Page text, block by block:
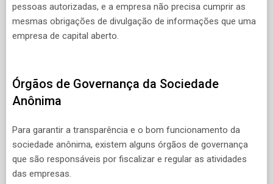
pessoas autorizadas, e a empresa não precisa cumprir as
mesmas obrigações de divulgação de informações que uma
empresa de capital aberto.
Órgãos de Governança da Sociedade
Anônima
Para garantir a transparência e o bom funcionamento da
sociedade anônima, existem alguns órgãos de governança
que são responsáveis por fiscalizar e regular as atividades
das empresas.